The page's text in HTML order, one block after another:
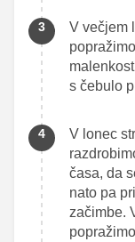
V večjem
s čebulo
V lonec
časa, da
nato pa
začimbe.